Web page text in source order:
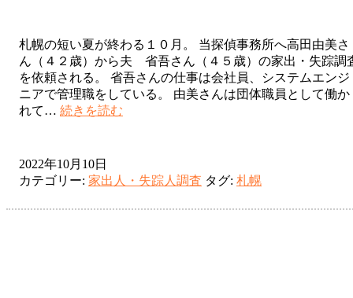
札幌の短い夏が終わる１０月。 当探偵事務所へ高田由美さ
ん（４２歳）から夫 省吾さん（４５歳）の家出・失踪調
を依頼される。 省吾さんの仕事は会社員、システムエンジ
ニアで管理職をしている。 由美さんは団体職員として働か
れて… 続きを読む
圧
2022年10月10日
カテゴリー: 家出人・失踪人調査 タグ: 札幌